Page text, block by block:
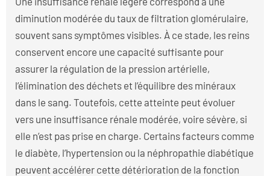
diminution modérée du taux de filtration glomérulaire,
souvent sans symptômes visibles. À ce stade, les reins
conservent encore une capacité suffisante pour
assurer la régulation de la pression artérielle,
l’élimination des déchets et l’équilibre des minéraux
dans le sang. Toutefois, cette atteinte peut évoluer
vers une insuffisance rénale modérée, voire sévère, si
elle n’est pas prise en charge. Certains facteurs comme
le diabète, l’hypertension ou la néphropathie diabétique
peuvent accélérer cette détérioration de la fonction